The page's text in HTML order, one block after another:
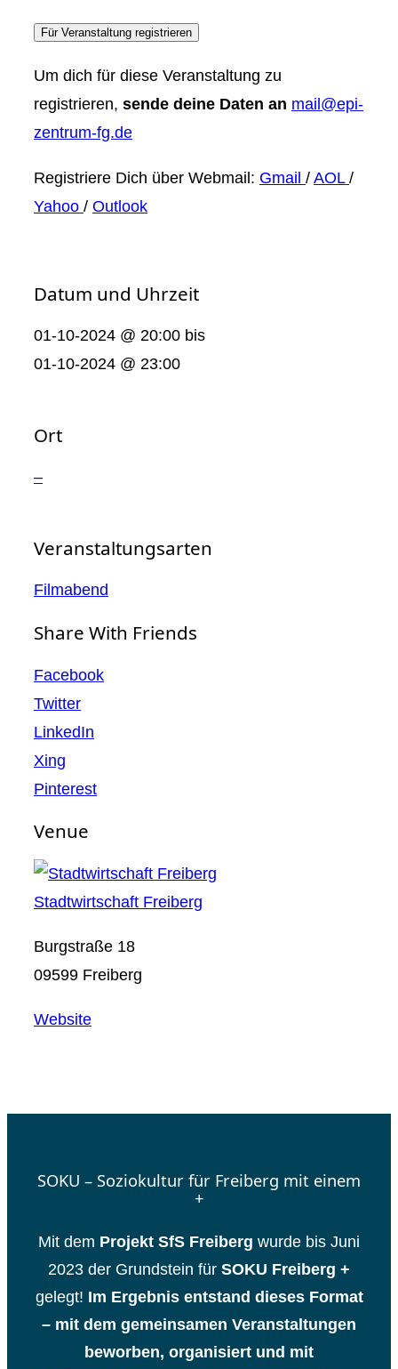
Für Veranstaltung registrieren
Um dich für diese Veranstaltung zu
registrieren, sende deine Daten an mail@epi-
zentrum-fg.de
Registriere Dich über Webmail: Gmail /AOL/
Yahoo / Outlook
Datum und Uhrzeit
01-10-2024 @ 20:00 bis
01-10-2024 @ 23:00
Ort
–
Veranstaltungsarten
Filmabend
Share With Friends
Facebook
Twitter
LinkedIn
Xing
Pinterest
Venue
Stadtwirtschaft Freiberg
Burgstraße 18
09599 Freiberg
Website
SOKU – Soziokultur für Freiberg mit einem
+
Mit dem Projekt SfS Freiberg wurde bis Juni
2023 der Grundstein für SOKU Freiberg +
gelegt! Im Ergebnis entstand dieses Format
– mit dem gemeinsamen Veranstaltungen
beworben, organisiert und mit